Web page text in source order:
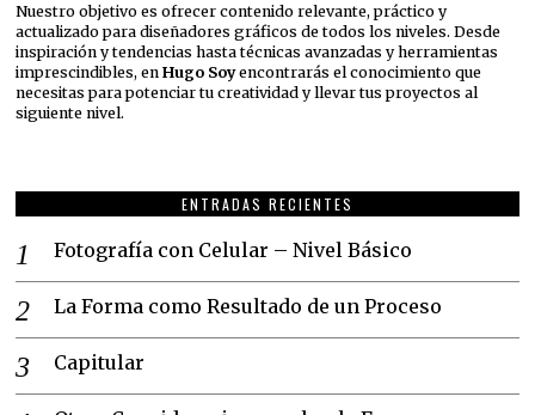
Nuestro objetivo es ofrecer contenido relevante, práctico y
actualizado para diseñadores gráficos de todos los niveles. Desde
inspiración y tendencias hasta técnicas avanzadas y herramientas
imprescindibles, enHugo Soyencontrarás el conocimiento que
necesitas para potenciar tu creatividad y llevar tus proyectos al
siguiente nivel.
ENTRADAS RECIENTES
Fotografía con Celular – Nivel Básico
La Forma como Resultado de un Proceso
Capitular